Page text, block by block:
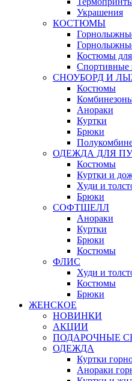
Украшения
КОСТЮМЫ
Костюмы для
Спортивные
СНОУБОРД И
Костюмы
Анораки
Куртки
Брюки
ОДЕЖДА ДЛЯ
Костюмы
Куртки и
Худи и
Брюки
СОФТШЕЛЛ
Анораки
Куртки
Брюки
Костюмы
ФЛИС
Худи и
Костюмы
Брюки
ЖЕНСКОЕ
НОВИНКИ
АКЦИИ
ПОДАРОЧНЫЕ
ОДЕЖДА
Куртки
Анораки